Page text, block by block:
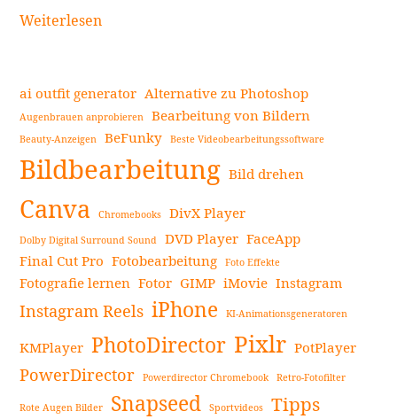
Landschaftsfotografie
für
Anfänger
weiterlesen
Weiterlesen
Seitenleiste
ai outfit generator Alternative zu Photoshop
Augenbrauen anprobieren Bearbeitung von Bildern
Beauty-Anzeigen BeFunky Beste Videobearbeitungssoftware
Bildbearbeitung Bild drehen
Canva Chromebooks DivX Player
Dolby Digital Surround Sound DVD Player FaceApp
Final Cut Pro Fotobearbeitung Foto Effekte
Fotografie lernen Fotor GIMP iMovie Instagram
Instagram Reels iPhone KI-Animationsgeneratoren
KMPlayer PhotoDirector Pixlr PotPlayer
PowerDirector Powerdirector Chromebook Retro-Fotofilter
Rote Augen Bilder Snapseed Sportvideos Tipps